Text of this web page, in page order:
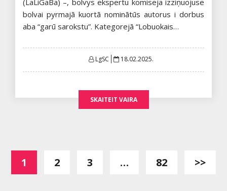
(LaLiGaBa) –, bolvys ekspertu komiseja izziņuojuse
bolvai pyrmajā kuortā nominātūs autorus i dorbus
aba “garū sarokstu”. Kategorejā “Lobuokais…
LgSC
Posted
18.02.2025.
SKAITEIT VAIRA
Posts
pagination
1 2 3 … 82 >>